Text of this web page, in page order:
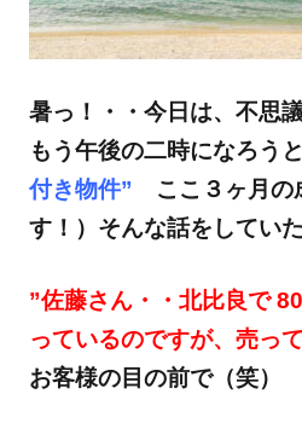
暑っ！・・今日は、不
もう午後の二時になろう
付き物件” ここ３ヶ月の
す！）そんな話をしてい
”佐藤さん・・北比良で
っているのですが、売っ
お客様の目の前で（笑）